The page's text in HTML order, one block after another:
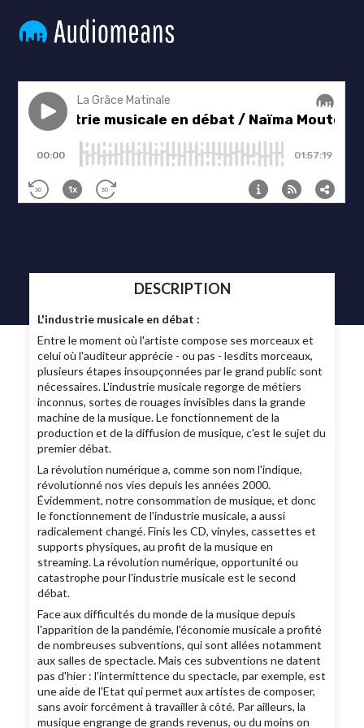
DESCRIPTION
L'industrie musicale en débat :
Entre le moment où l'artiste compose ses morceaux et
celui où l'auditeur apprécie - ou pas - lesdits morceaux,
plusieurs étapes insoupçonnées par le grand public sont
nécessaires. L'industrie musicale regorge de métiers
inconnus, sortes de rouages invisibles dans la grande
machine de la musique. Le fonctionnement de la
production et de la diffusion de musique, c'est le sujet du
premier débat.
La révolution numérique a, comme son nom l'indique,
révolutionné nos vies depuis les années 2000.
Évidemment, notre consommation de musique, et donc
le fonctionnement de l'industrie musicale, a aussi
radicalement changé. Finis les CD, vinyles, cassettes et
supports physiques, au profit de la musique en
streaming. La révolution numérique, opportunité ou
catastrophe pour l'industrie musicale est le second
débat.
Face aux difficultés du monde de la musique depuis
l'apparition de la pandémie, l'économie musicale a profité
de nombreuses subventions, qui sont allées notamment
aux salles de spectacle. Mais ces subventions ne datent
pas d'hier : l'intermittence du spectacle, par exemple, est
une aide de l'Etat qui permet aux artistes de composer,
sans avoir forcément à travailler à côté. Par ailleurs, la
musique engrange de grands revenus, ou du moins on